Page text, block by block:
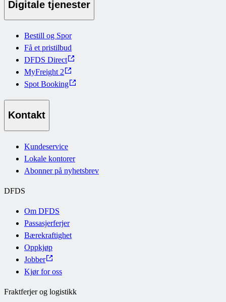
Digitale tjenester
Bestill og Spor
Få et pristilbud
DFDS Direct
MyFreight 2
Spot Booking
Kontakt
Kundeservice
Lokale kontorer
Abonner på nyhetsbrev
DFDS
Om DFDS
Passasjerferjer
Bærekraftighet
Oppkjøp
Jobber
Kjør for oss
Fraktferjer og logistikk